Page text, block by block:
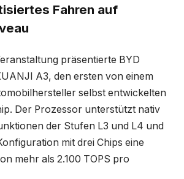
Fahren auf
präsentierte BYD
A3, den ersten von einem
selbst entwickelten
Der Prozessor unterstützt nativ
der Stufen L3 und L4 und
mit drei Chips eine
mehr als 2.100 TOPS pro